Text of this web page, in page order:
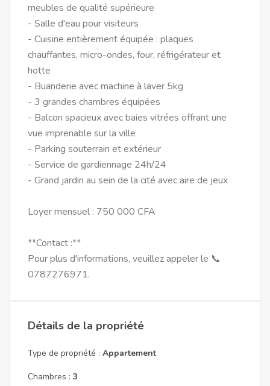
meubles de qualité supérieure
- Salle d'eau pour visiteurs
- Cuisine entièrement équipée : plaques
chauffantes, micro-ondes, four, réfrigérateur et
hotte
- Buanderie avec machine à laver 5kg
- 3 grandes chambres équipées
- Balcon spacieux avec baies vitrées offrant une
vue imprenable sur la ville
- Parking souterrain et extérieur
- Service de gardiennage 24h/24
- Grand jardin au sein de la cité avec aire de jeux
Loyer mensuel : 750 000 CFA
**Contact :**
Pour plus d'informations, veuillez appeler le 📞
0787276971.
Détails de la propriété
Type de propriété : Appartement
Chambres : 3